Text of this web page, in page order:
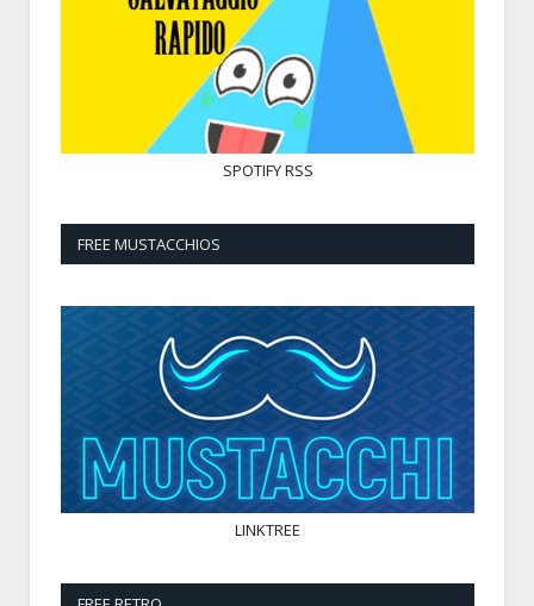
SPOTIFYRSS
FREE MUSTACCHIOS
LINKTREE